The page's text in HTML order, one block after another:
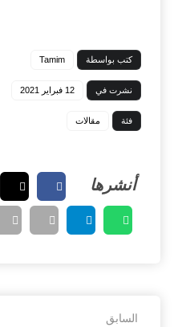
كتب بواسطة Tamim
نشرت في 12 فبراير 2021
فئة مقالات
السابق